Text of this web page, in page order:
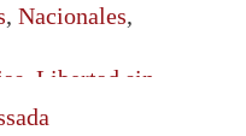
, Nacionales,
Libertad sin